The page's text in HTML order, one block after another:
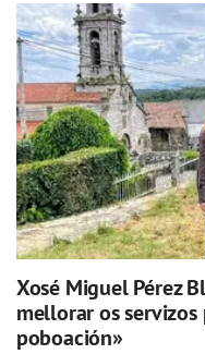
Xosé Miguel Pérez
mellorar os
poboación»